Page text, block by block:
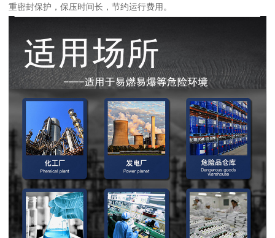
重密封保护，保压时间长，节约运行费用。